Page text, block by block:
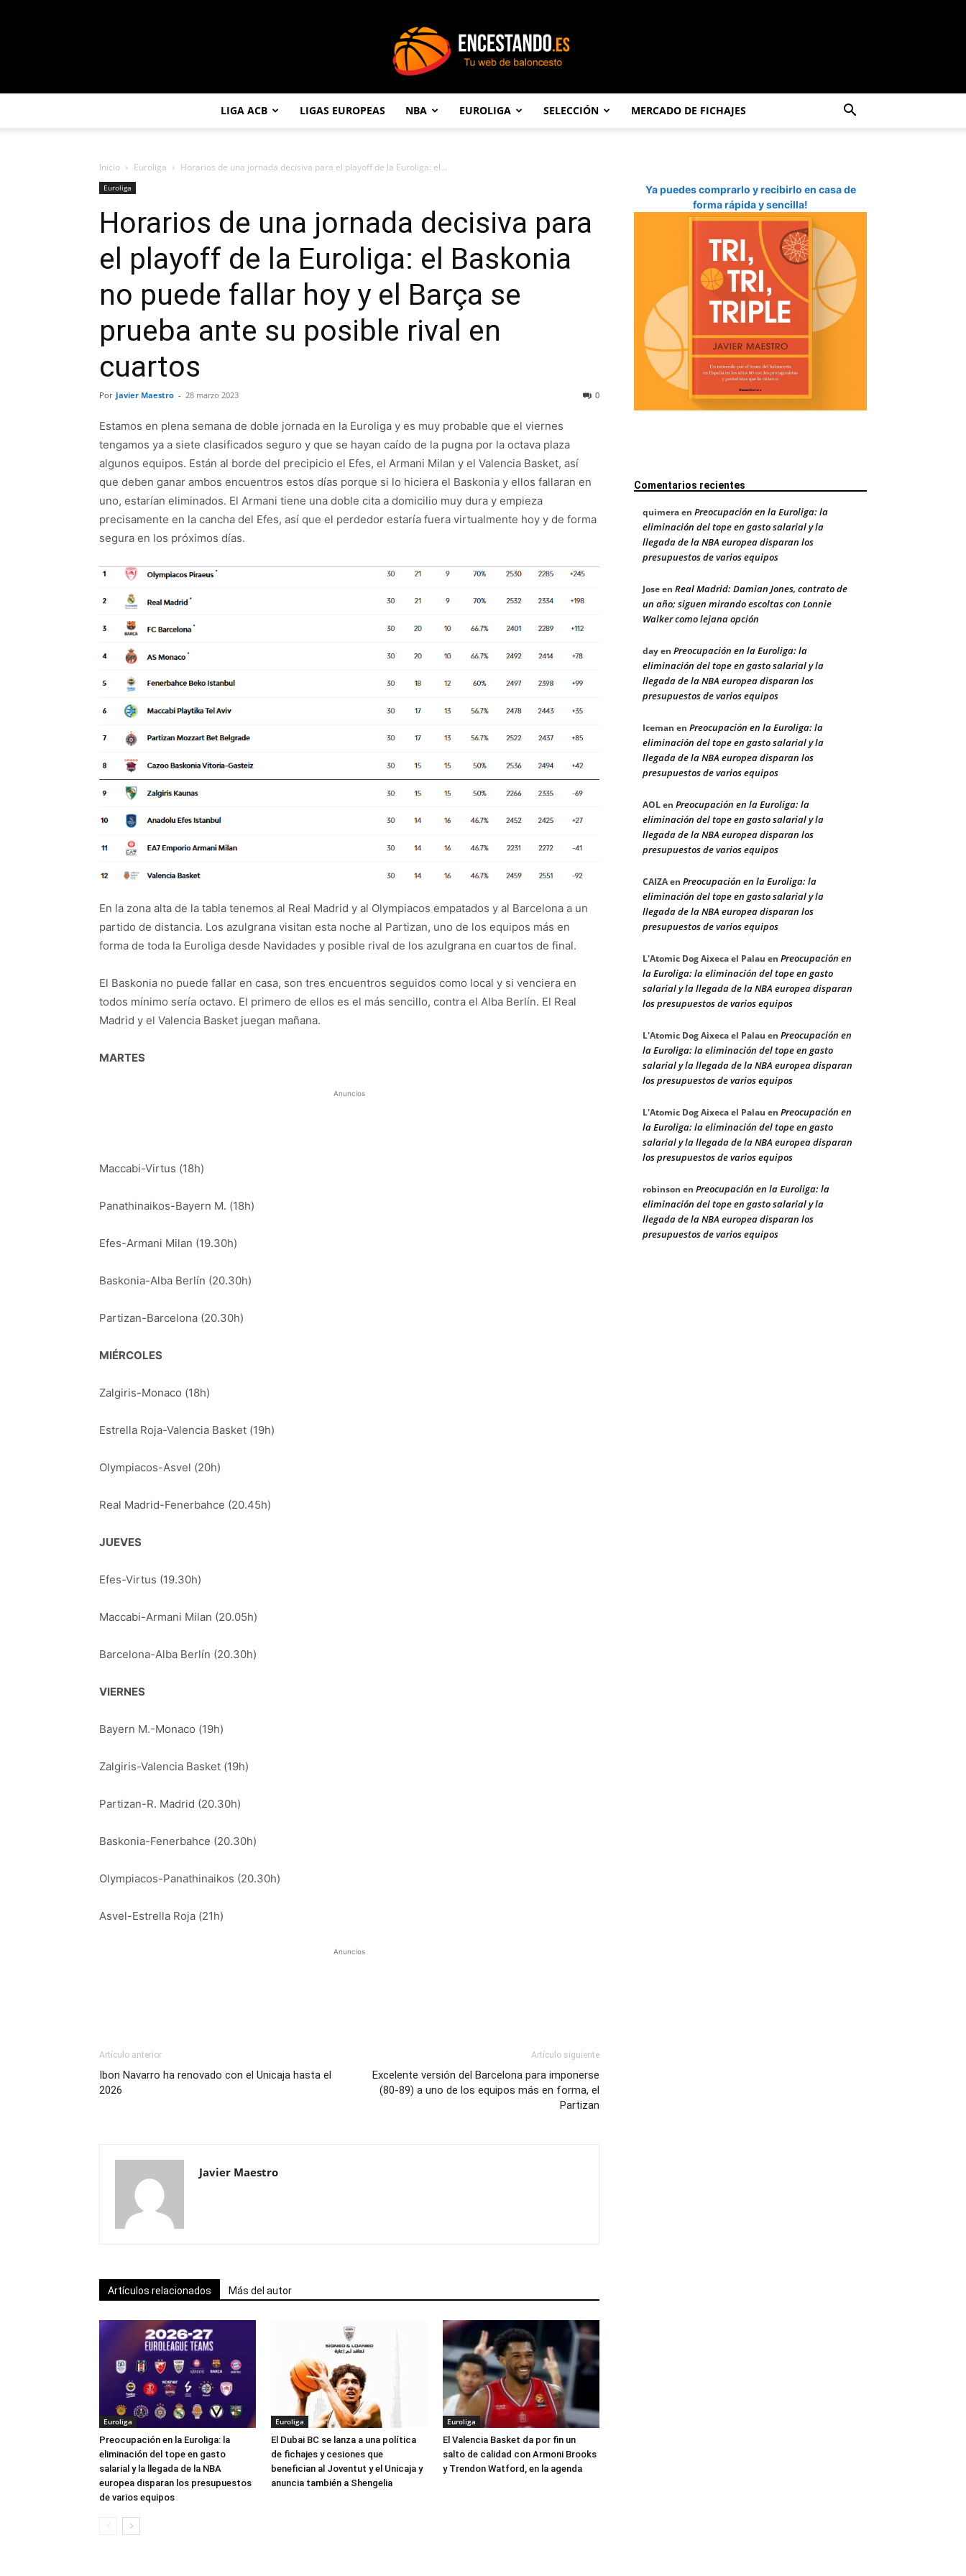
LIGA ACB LIGAS EUROPEAS NBA EUROLIGA SELECCIÓN MERCADO DE FICHAJES
Inicio Euroliga Horarios de una jornada decisiva para el playoff de la Euroliga: el...
Euroliga
Horarios de una jornada decisiva para
el playoff de la Euroliga: el Baskonia
no puede fallar hoy y el Barça se
prueba ante su posible rival en
cuartos
Por Javier Maestro - 28 marzo 2023 0
Estamos en plena semana de doble jornada en la Euroliga y es muy probable que el viernes
tengamos ya a siete clasificados seguro y que se hayan caído de la pugna por la octava plaza
algunos equipos. Están al borde del precipicio el Efes, el Armani Milan y el Valencia Basket, así
que deben ganar ambos encuentros estos días porque si lo hiciera el Baskonia y ellos fallaran en
uno, estarían eliminados. El Armani tiene una doble cita a domicilio muy dura y empieza
precisamente en la cancha del Efes, así que el perdedor estaría fuera virtualmente hoy y de forma
segura en los próximos días.
En la zona alta de la tabla tenemos al Real Madrid y al Olympiacos empatados y al Barcelona a un
partido de distancia. Los azulgrana visitan esta noche al Partizan, uno de los equipos más en
forma de toda la Euroliga desde Navidades y posible rival de los azulgrana en cuartos de final.
El Baskonia no puede fallar en casa, son tres encuentros seguidos como local y si venciera en
todos mínimo sería octavo. El primero de ellos es el más sencillo, contra el Alba Berlín. El Real
Madrid y el Valencia Basket juegan mañana.
MARTES
Anuncios
Maccabi-Virtus (18h)
Panathinaikos-Bayern M. (18h)
Efes-Armani Milan (19.30h)
Baskonia-Alba Berlín (20.30h)
Partizan-Barcelona (20.30h)
MIÉRCOLES
Zalgiris-Monaco (18h)
Estrella Roja-Valencia Basket (19h)
Olympiacos-Asvel (20h)
Real Madrid-Fenerbahce (20.45h)
JUEVES
Efes-Virtus (19.30h)
Maccabi-Armani Milan (20.05h)
Barcelona-Alba Berlín (20.30h)
VIERNES
Bayern M.-Monaco (19h)
Zalgiris-Valencia Basket (19h)
Partizan-R. Madrid (20.30h)
Baskonia-Fenerbahce (20.30h)
Olympiacos-Panathinaikos (20.30h)
Asvel-Estrella Roja (21h)
Anuncios
Artículo anterior
Ibon Navarro ha renovado con el Unicaja hasta el
2026
Artículo siguiente
Excelente versión del Barcelona para imponerse
(80-89) a uno de los equipos más en forma, el
Partizan
Javier Maestro
Artículos relacionados Más del autor
Euroliga
Preocupación en la Euroliga: la
eliminación del tope en gasto
salarial y la llegada de la NBA
europea disparan los presupuestos
de varios equipos
Euroliga
El Dubai BC se lanza a una política
de fichajes y cesiones que
benefician al Joventut y el Unicaja y
anuncia también a Shengelia
Euroliga
El Valencia Basket da por fin un
salto de calidad con Armoni Brooks
y Trendon Watford, en la agenda
Ya puedes comprarlo y recibirlo en casa de
forma rápida y sencilla!
Comentarios recientes
quimeraen Preocupación en la Euroliga: la
eliminación del tope en gasto salarial y la
llegada de la NBA europea disparan los
presupuestos de varios equipos
Joseen Real Madrid: Damian Jones, contrato de
un año; siguen mirando escoltas con Lonnie
Walker como lejana opción
dayen Preocupación en la Euroliga: la
eliminación del tope en gasto salarial y la
llegada de la NBA europea disparan los
presupuestos de varios equipos
Iceman en Preocupación en la Euroliga: la
eliminación del tope en gasto salarial y la
llegada de la NBA europea disparan los
presupuestos de varios equipos
AOLen Preocupación en la Euroliga: la
eliminación del tope en gasto salarial y la
llegada de la NBA europea disparan los
presupuestos de varios equipos
CAIZAen Preocupación en la Euroliga: la
eliminación del tope en gasto salarial y la
llegada de la NBA europea disparan los
presupuestos de varios equipos
L'Atomic Dog Aixeca el Palau en Preocupación en
la Euroliga: la eliminación del tope en gasto
salarial y la llegada de la NBA europea disparan
los presupuestos de varios equipos
L'Atomic Dog Aixeca el Palau en Preocupación en
la Euroliga: la eliminación del tope en gasto
salarial y la llegada de la NBA europea disparan
los presupuestos de varios equipos
L'Atomic Dog Aixeca el Palau en Preocupación en
la Euroliga: la eliminación del tope en gasto
salarial y la llegada de la NBA europea disparan
los presupuestos de varios equipos
robinson en Preocupación en la Euroliga: la
eliminación del tope en gasto salarial y la
llegada de la NBA europea disparan los
presupuestos de varios equipos